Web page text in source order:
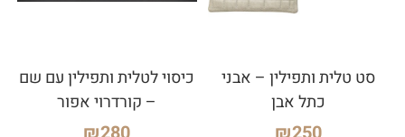
סט טלית ותפילין – אבני
כתל אבן
כיסוי לטלית ותפילין עם שם
– קורדרוי אפור